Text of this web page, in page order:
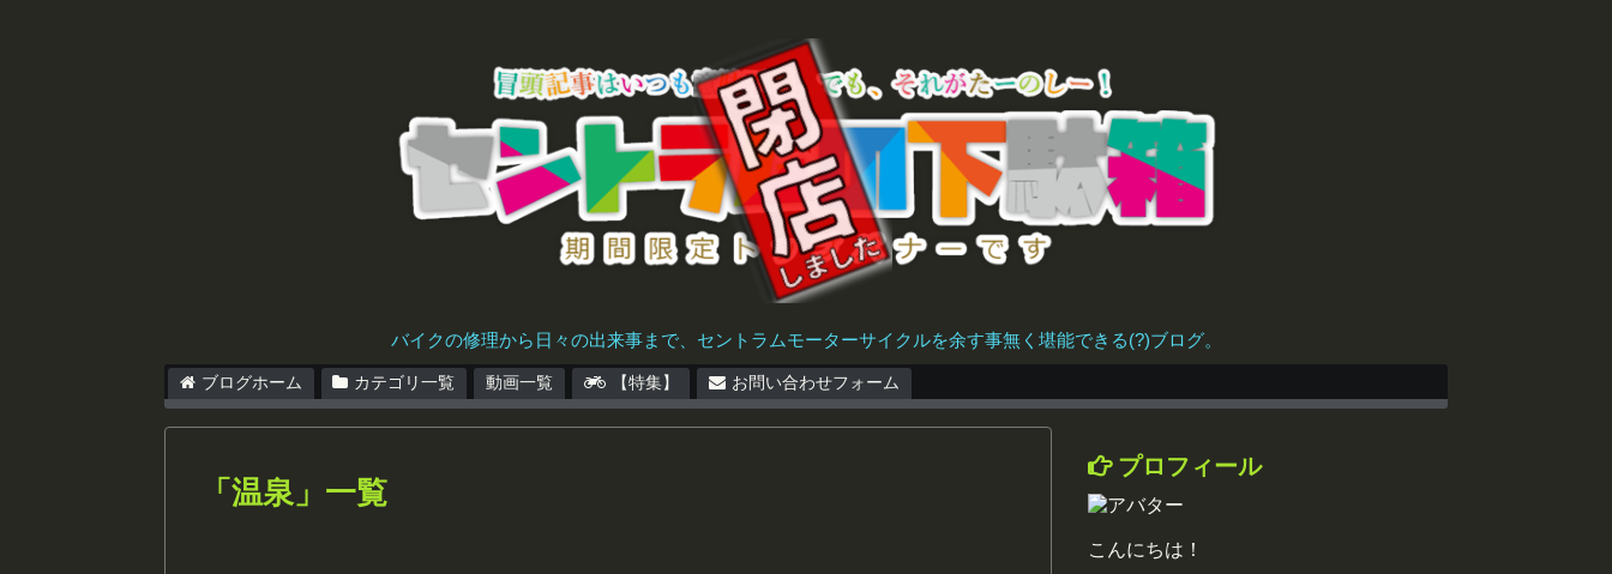
バイクの修理から日々の出来事まで、セントラムモーターサイクルを余す事無く堪能できる(?)ブログ。
ブログホーム カテゴリ一覧 動画一覧 【特集】 お問い合わせフォーム
「 温泉 」 一覧
プロフィール
こんにちは！